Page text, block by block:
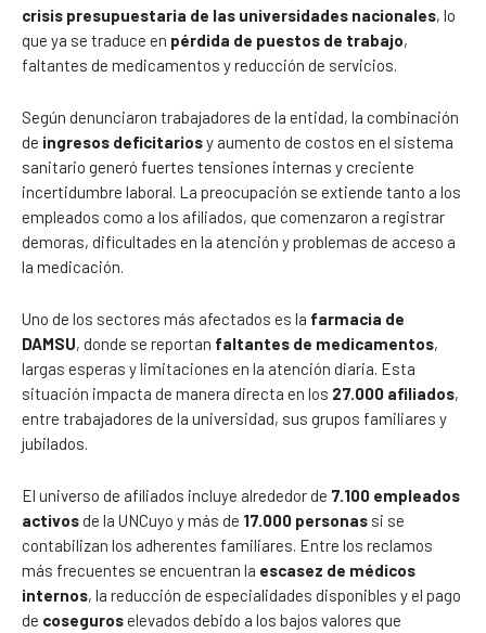
crisis presupuestaria de las universidades nacionales, lo
que ya se traduce en pérdida de puestos de trabajo,
faltantes de medicamentos y reducción de servicios.
Según denunciaron trabajadores de la entidad, la combinación
de ingresos deficitariosy aumento de costos en el sistema
sanitario generó fuertes tensiones internas y creciente
incertidumbre laboral. La preocupación se extiende tanto a los
empleados como a los afiliados, que comenzaron a registrar
demoras, dificultades en la atención y problemas de acceso a
la medicación.
Uno de los sectores más afectados es la farmacia de
DAMSU, donde se reportan faltantes de medicamentos,
largas esperas y limitaciones en la atención diaria. Esta
situación impacta de manera directa en los 27.000 afiliados,
entre trabajadores de la universidad, sus grupos familiares y
jubilados.
El universo de afiliados incluye alrededor de 7.100 empleados
activosde la UNCuyo y más de 17.000 personas si se
contabilizan los adherentes familiares. Entre los reclamos
más frecuentes se encuentran la escasez de médicos
internos, la reducción de especialidades disponibles y el pago
de coseguroselevados debido a los bajos valores que